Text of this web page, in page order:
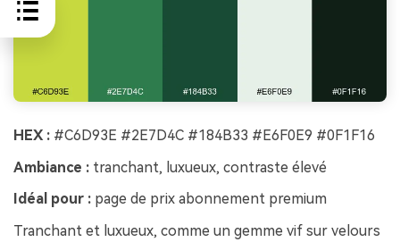
HEX : #C6D93E #2E7D4C #184B33 #E6F0E9 #0F1F16
Ambiance : tranchant, luxueux, contraste élevé
Idéal pour : page de prix abonnement premium
Tranchant et luxueux, comme un gemme vif sur velours